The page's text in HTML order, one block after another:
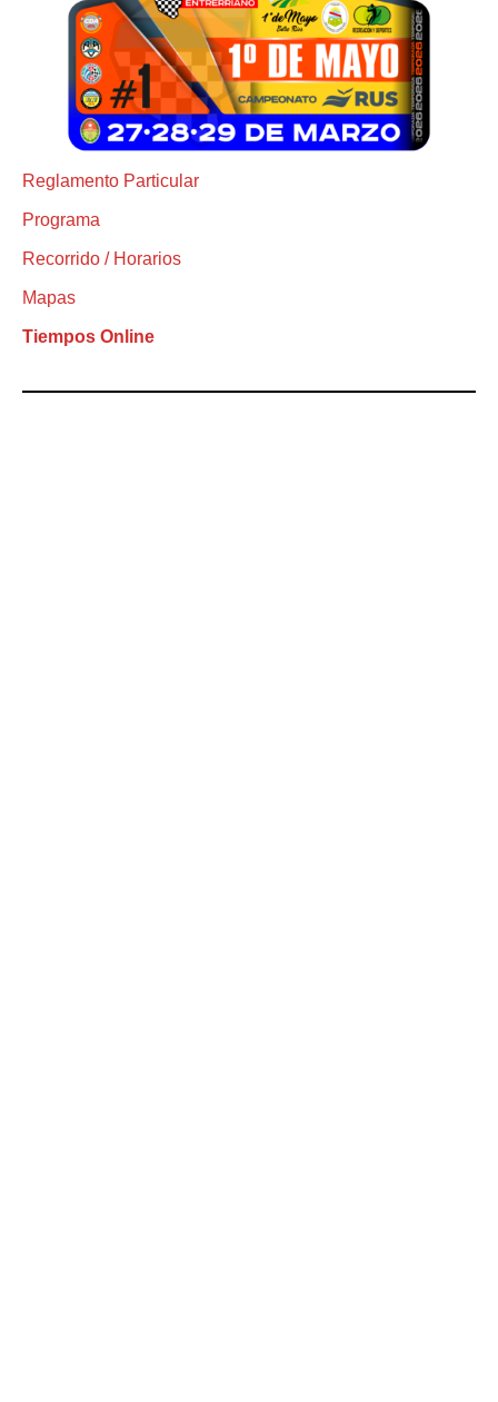
Reglamento Particular
Programa
Recorrido / Horarios
Mapas
Tiempos Online